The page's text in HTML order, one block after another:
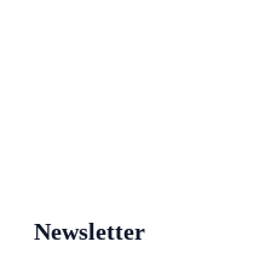
Newsletter